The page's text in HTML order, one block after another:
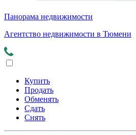
Панорама недвижимости
Агентство недвижимости в Тюмени
Купить
Продать
Обменять
Сдать
Снять